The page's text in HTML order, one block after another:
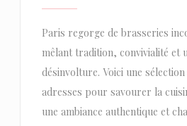
Paris regorge de brasseries
mêlant tradition, convivialité et
désinvolture. Voici une
adresses pour savourer la
une ambiance authentique et